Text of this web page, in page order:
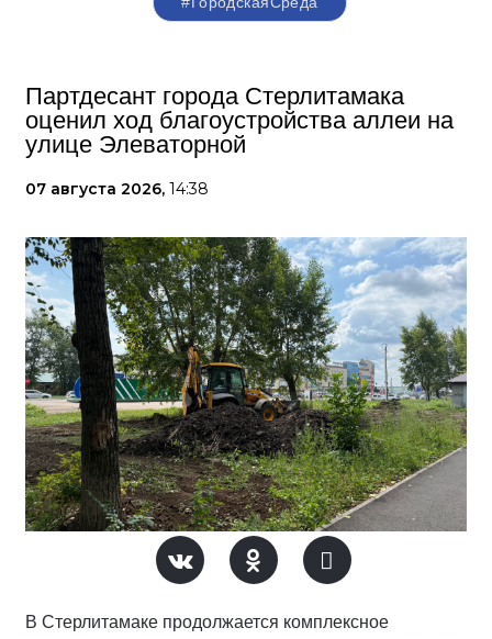
Партдесант города Стерлитамака
оценил ход благоустройства аллеи на
улице Элеваторной
07 августа 2026, 14:38
В Стерлитамаке продолжается комплексное